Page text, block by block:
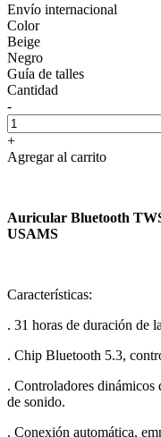
Envío internacional
Color
Beige
Negro
Guía de talles
Cantidad
-
+
Agregar al carrito
Auricular Bluetooth
USAMS
Características:
. 31 horas de duración de
. Chip Bluetooth 5.3,
. Controladores dinámicos
de sonido.
. Conexión automática,